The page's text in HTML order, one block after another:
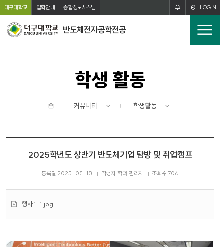
본문 바로가기
주메뉴 바로가기
대구대학교 입학안내 종합정보시스템 LOGIN
반도체전자공학전공
전
체
학생 활동
커뮤니티 학생활동
2025학년도 상반기 반도체기업 탐방 및 취업캠프
등록일 2025-08-18 작성자 학과 관리자 조회수 706
첨
행사1-1.jpg